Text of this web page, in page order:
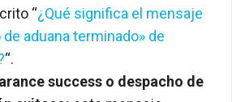
“¿Qué significa el mensaje
de aduana terminado» de
“.
success o despacho de